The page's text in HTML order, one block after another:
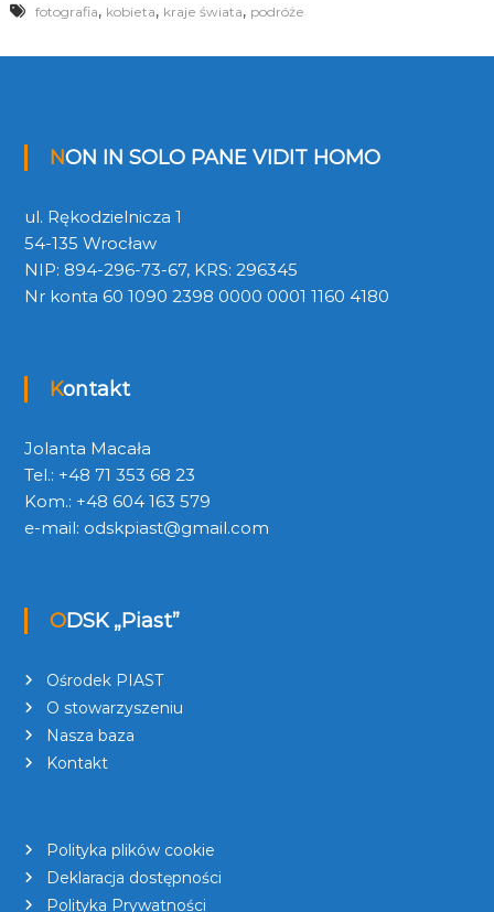
fotografia, kobieta, kraje świata, podróże
NON IN SOLO PANE VIDIT HOMO
ul. Rękodzielnicza 1
54-135 Wrocław
NIP: 894-296-73-67, KRS: 296345
Nr konta 60 1090 2398 0000 0001 1160 4180
Kontakt
Jolanta Macała
Tel.: +48 71 353 68 23
Kom.: +48 604 163 579
e-mail: odskpiast@gmail.com
ODSK „Piast”
Ośrodek PIAST
O stowarzyszeniu
Nasza baza
Kontakt
Polityka plików cookie
Deklaracja dostępności
Polityka Prywatności